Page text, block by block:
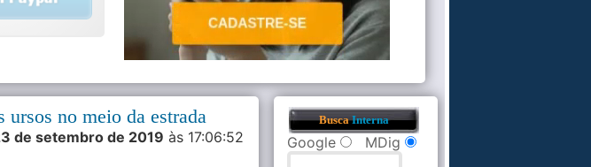
ursos no meio da estrada
de setembro de 2019 às 17:06:52
BuscaInterna
Google MDig